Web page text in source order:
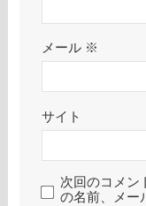
メール ※
サイト
次回のコメン
の名前、メー